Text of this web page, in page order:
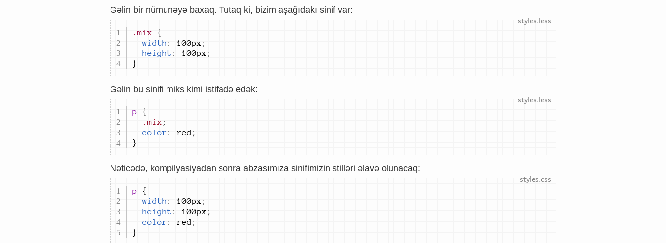
Gəlin bir nümunəyə baxaq. Tutaq ki, bizim aşağıdakı sinif var:
.mix
{
width : 100px ;
height : 100px ;
}
Gəlin bu sinifi miks kimi istifadə edək:
p {
.mix
color : red ;
}
Nəticədə, kompilyasiyadan sonra abzasımıza sinifimizin stilləri əlavə olunacaq:
p
width : 100px ;
height : 100px ;
color : red ;
}